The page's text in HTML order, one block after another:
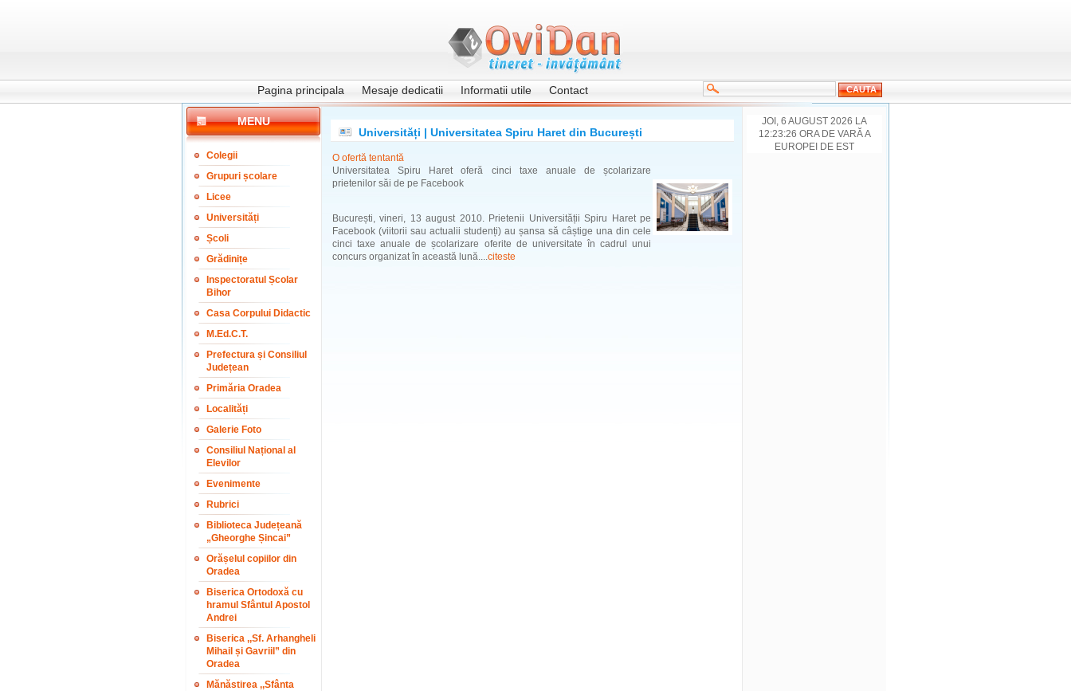
Pagina principala Mesaje dedicatii Informatii utile Contact
MENU
Colegii
Grupuri școlare
Licee
Universități
Școli
Grădinițe
Inspectoratul Școlar
Bihor
Casa Corpului Didactic
M.Ed.C.T.
Prefectura și Consiliul
Județean
Primăria Oradea
Localități
Galerie Foto
Consiliul Național al
Elevilor
Evenimente
Rubrici
Biblioteca Județeană
„Gheorghe Șincai”
Orășelul copiilor din
Oradea
Biserica Ortodoxă cu
hramul Sfântul Apostol
Andrei
Biserica ,,Sf. Arhangheli
Mihail și Gavriil” din
Oradea
Mănăstirea ,,Sfânta
Universități | Universitatea Spiru Haret din București
O ofertă tentantă
Universitatea Spiru Haret oferă cinci taxe anuale de școlarizare
prietenilor săi de pe Facebook
București, vineri, 13 august 2010. Prietenii Universității Spiru Haret pe
Facebook (viitorii sau actualii studenți) au șansa să câștige una din cele
cinci taxe anuale de școlarizare oferite de universitate în cadrul unui
concurs organizat în această lună....citeste
JOI, 6 AUGUST 2026 LA
12:23:26 ORA DE VARĂ A
EUROPEI DE EST